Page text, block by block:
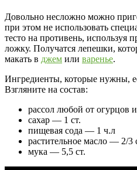
Довольно несложно можно
при этом не использовать
тесто на противень, используя
ложку. Получатся лепешки,
макать в джем или варенье.
Ингредиенты, которые нужны,
Взгляните на состав:
рассол любой от огурцов
сахар — 1 ст.
пищевая сода — 1 ч.л
растительное масло — 2/3
мука — 5,5 ст.